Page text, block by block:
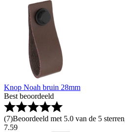
Knop Noah bruin 28mm
Best beoordeeld
(7)Beoordeeld met 5.0 van de 5
7.59